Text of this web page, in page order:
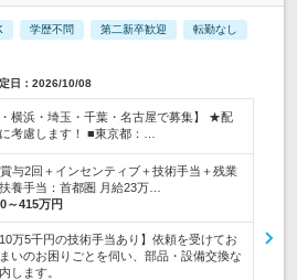
学歴不問 第二新卒歓迎 転勤なし
日：2026/10/08
・横浜・埼玉・千葉・名古屋で募集】 ★配
考慮します！ ■東京都：…
与2回＋インセンティブ＋技術手当＋残業
養手当：首都圏 月給23万…
～415万円
万5千円の技術手当あり】依頼を受けてお
いのお困りごとを伺い、部品・設備交換な
します。